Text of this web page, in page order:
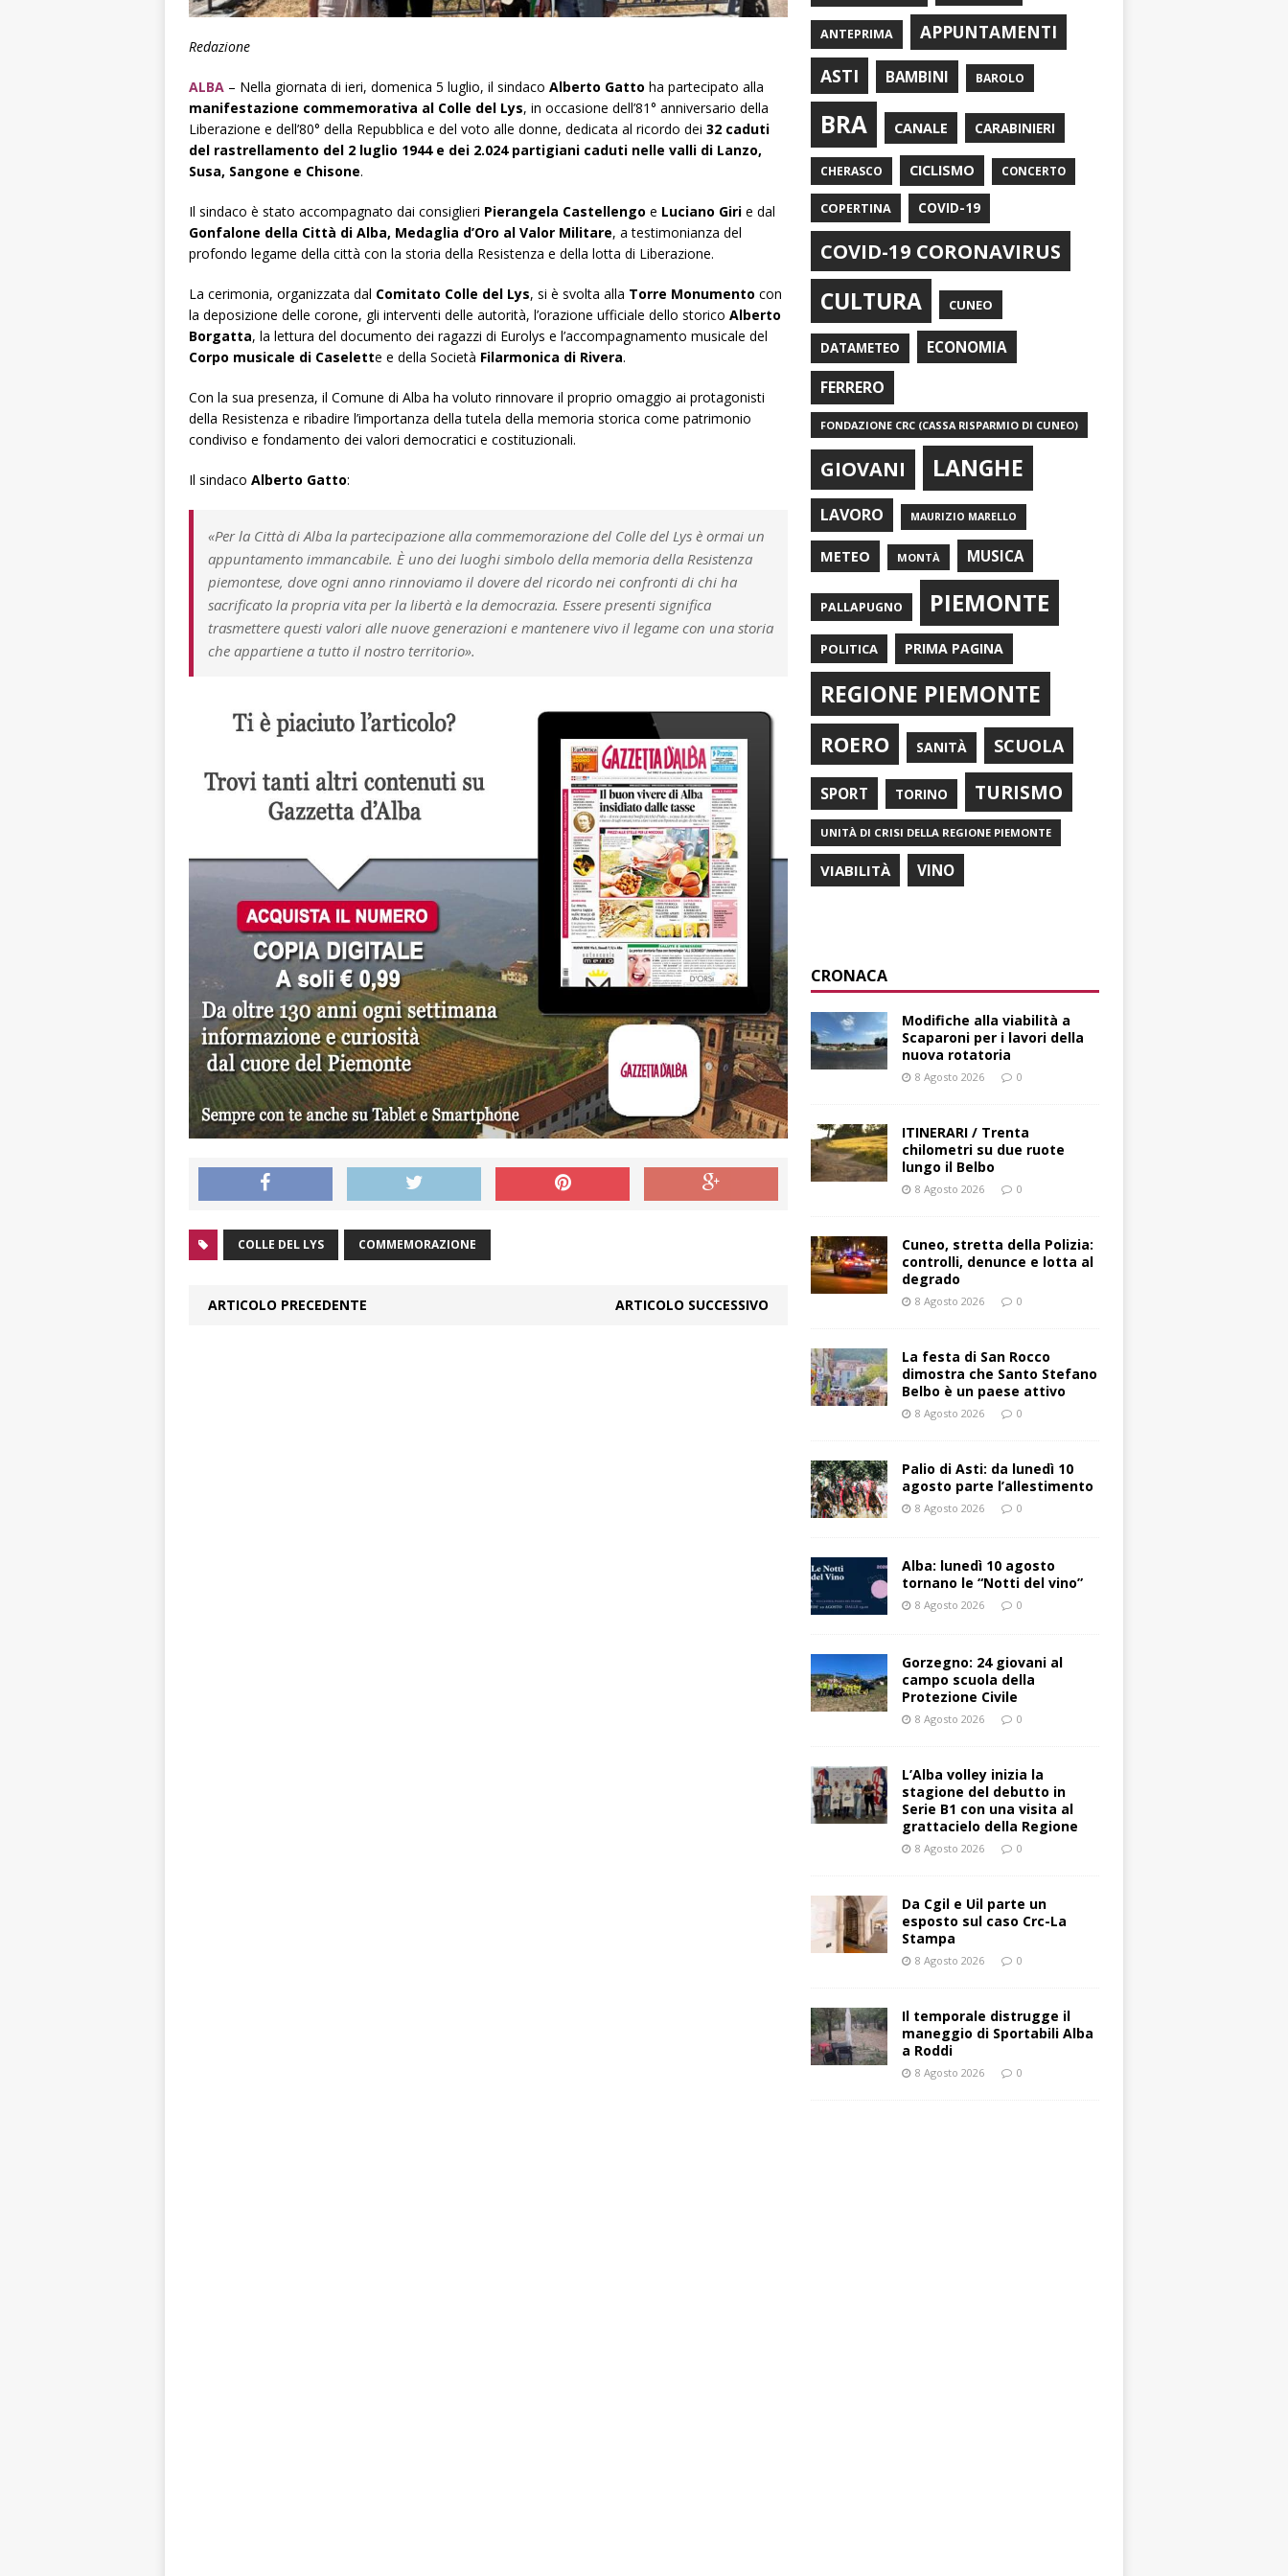
Redazione
ALBA – Nella giornata di ieri, domenica 5 luglio, il sindaco Alberto Gatto ha partecipato alla
manifestazione commemorativa al Colle del Lys, in occasione dell’81° anniversario della
Liberazione e dell’80° della Repubblica e del voto alle donne, dedicata al ricordo dei 32 caduti
del rastrellamento del 2 luglio 1944 e dei 2.024 partigiani caduti nelle valli di Lanzo,
Susa, Sangone e Chisone.
Il sindaco è stato accompagnato dai consiglieri Pierangela Castellengo e Luciano Giri e dal
Gonfalone della Città di Alba, Medaglia d’Oro al Valor Militare, a testimonianza del
profondo legame della città con la storia della Resistenza e della lotta di Liberazione.
La cerimonia, organizzata dal Comitato Colle del Lys, si è svolta alla Torre Monumento con
la deposizione delle corone, gli interventi delle autorità, l’orazione ufficiale dello storico Alberto
Borgatta, la lettura del documento dei ragazzi di Eurolys e l’accompagnamento musicale del
Corpo musicale di Caselette e della Società Filarmonica di Rivera.
Con la sua presenza, il Comune di Alba ha voluto rinnovare il proprio omaggio ai protagonisti
della Resistenza e ribadire l’importanza della tutela della memoria storica come patrimonio
condiviso e fondamento dei valori democratici e costituzionali.
Il sindaco Alberto Gatto:
«Per la Città di Alba la partecipazione alla commemorazione del Colle del Lys è ormai un
appuntamento immancabile. È uno dei luoghi simbolo della memoria della Resistenza
piemontese, dove ogni anno rinnoviamo il dovere del ricordo nei confronti di chi ha
sacrificato la propria vita per la libertà e la democrazia. Essere presenti significa
trasmettere questi valori alle nuove generazioni e mantenere vivo il legame con una storia
che appartiene a tutto il nostro territorio».
COLLE DEL LYS COMMEMORAZIONE
ARTICOLO PRECEDENTE ARTICOLO SUCCESSIVO
ANTEPRIMA
APPUNTAMENTI
ASTI
BAMBINI BAROLO
BRA CANALE CARABINIERI
CHERASCO CICLISMO CONCERTO
COPERTINA COVID-19
COVID-19 CORONAVIRUS
CULTURA CUNEO
DATAMETEO ECONOMIA
FERRERO
FONDAZIONE CRC (CASSA RISPARMIO DI CUNEO)
GIOVANI LANGHE
LAVORO MAURIZIO MARELLO
METEO MONTÀ MUSICA
PALLAPUGNO PIEMONTE
POLITICA PRIMA PAGINA
REGIONE PIEMONTE
ROERO SANITÀ SCUOLA
SPORT TORINO TURISMO
UNITÀ DI CRISI DELLA REGIONE PIEMONTE
VIABILITÀ VINO
CRONACA
Modifiche alla viabilità a
Scaparoni per i lavori della
nuova rotatoria
8 Agosto 2026 0
ITINERARI / Trenta
chilometri su due ruote
lungo il Belbo
8 Agosto 2026 0
Cuneo, stretta della Polizia:
controlli, denunce e lotta al
degrado
8 Agosto 2026 0
La festa di San Rocco
dimostra che Santo Stefano
Belbo è un paese attivo
8 Agosto 2026 0
Palio di Asti: da lunedì 10
agosto parte l’allestimento
8 Agosto 2026 0
Alba: lunedì 10 agosto
tornano le “Notti del vino”
8 Agosto 2026 0
Gorzegno: 24 giovani al
campo scuola della
Protezione Civile
8 Agosto 2026 0
L’Alba volley inizia la
stagione del debutto in
Serie B1 con una visita al
grattacielo della Regione
8 Agosto 2026 0
Da Cgil e Uil parte un
esposto sul caso Crc-La
Stampa
8 Agosto 2026 0
Il temporale distrugge il
maneggio di Sportabili Alba
a Roddi
8 Agosto 2026 0